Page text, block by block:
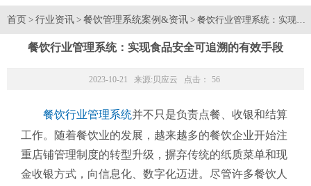
首页 > 行业资讯 > 餐饮管理系统案例&资讯 > 餐饮行业管理系统：实现食
餐饮行业管理系统：实现食品安全可追溯的有效手段
2023-10-21 来源: 贝应云 点击： 56
餐饮行业管理系统并不只是负责点餐、收银和结算
工作。随着餐饮业的发展，越来越多的餐饮企业开始注
重店铺管理制度的转型升级，摒弃传统的纸质菜单和现
金收银方式，向信息化、数字化迈进。尽管许多餐饮人